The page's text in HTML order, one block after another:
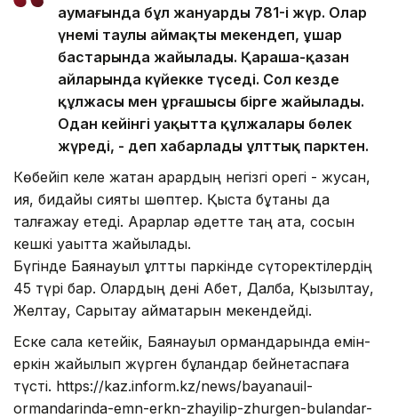
аумағында бұл жануардың 781-і жүр. Олар
үнемі таулы аймақты мекендеп, ұшар
бастарында жайылады. Қараша-қазан
айларында күйекке түседі. Сол кезде
құлжасы мен ұрғашысы бірге жайылады.
Одан кейінгі уақытта құлжалары бөлек
жүреді, - деп хабарлады ұлттық парктен.
Көбейіп келе жатқан арқардың негізгі қорегі - жусан,
қияқ, бидайық сияқты шөптер. Қыста бұтаны да
талғажау етеді. Арқарлар әдетте таң ата, сосын
кешкі уақытта жайылады.
Бүгінде Баянауыл ұлттық паркінде сүтқоректілердің
45 түрі бар. Олардың дені Ақбет, Далба, Қызылтау,
Желтау, Сарытау аймақтарын мекендейді.
Еске сала кетейік, Баянауыл ормандарында емін-
еркін жайылып жүрген бұландар бейнетаспаға
түсті. https://kaz.inform.kz/news/bayanauil-
ormandarinda-emn-erkn-zhayilip-zhurgen-bulandar-